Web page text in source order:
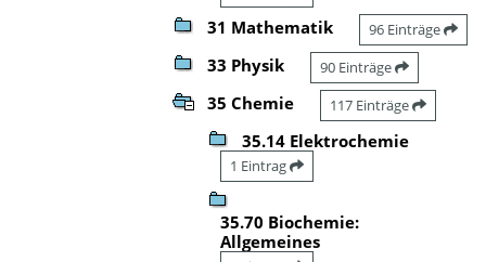
31 Mathematik 96 Einträge
33 Physik 90 Einträge
35 Chemie 117 Einträge
35.14 Elektrochemie
1 Eintrag
35.70 Biochemie:
Allgemeines